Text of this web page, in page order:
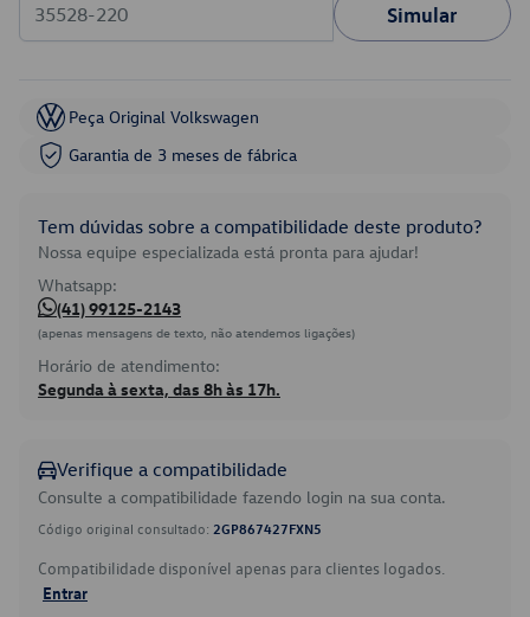
Simular
Peça Original Volkswagen
Garantia de 3 meses de fábrica
Tem dúvidas sobre a compatibilidade deste produto?
Nossa equipe especializada está pronta para ajudar!
Whatsapp:
(41) 99125-2143
(apenas mensagens de texto, não atendemos ligações)
Horário de atendimento:
Segunda à sexta, das 8h às 17h.
Verifique a compatibilidade
Consulte a compatibilidade fazendo login na sua conta.
Código original consultado: 2GP867427FXN5
Compatibilidade disponível apenas para clientes logados.
Entrar